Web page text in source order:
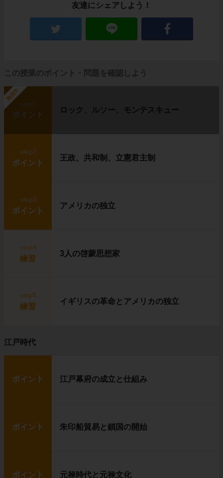
友達にシェアしよう！
この授業のポイント・問題を確認しよう
勉強中
ポイント
ロック、ルソー、モンテスキュー
step2
ポイント
王政、共和制、立憲君主制
step3
ポイント
アメリカの独立
step4
練習
3人の啓蒙思想家
step5
練習
イギリスの革命とアメリカの独立
江戸時代
ポイント 江戸幕府の成立と仕組み
ポイント 朱印船貿易と鎖国の開始
ポイント 元禄時代と元禄文化